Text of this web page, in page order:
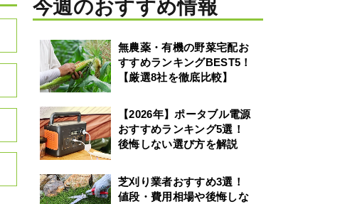
今週のおすすめ情報
無農薬・有機の野菜宅配お
すすめランキングBEST5！
【厳選8社を徹底比較】
【2026年】ポータブル電源
おすすめランキング5選！
後悔しない選び方を解説
芝刈り業者おすすめ3選！
値段・費用相場や後悔しな